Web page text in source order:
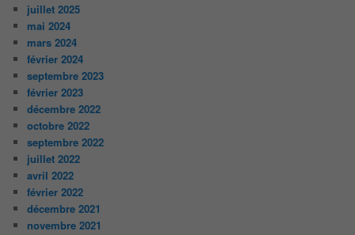
juillet 2025
mai 2024
mars 2024
février 2024
septembre 2023
février 2023
décembre 2022
octobre 2022
septembre 2022
juillet 2022
avril 2022
février 2022
décembre 2021
novembre 2021